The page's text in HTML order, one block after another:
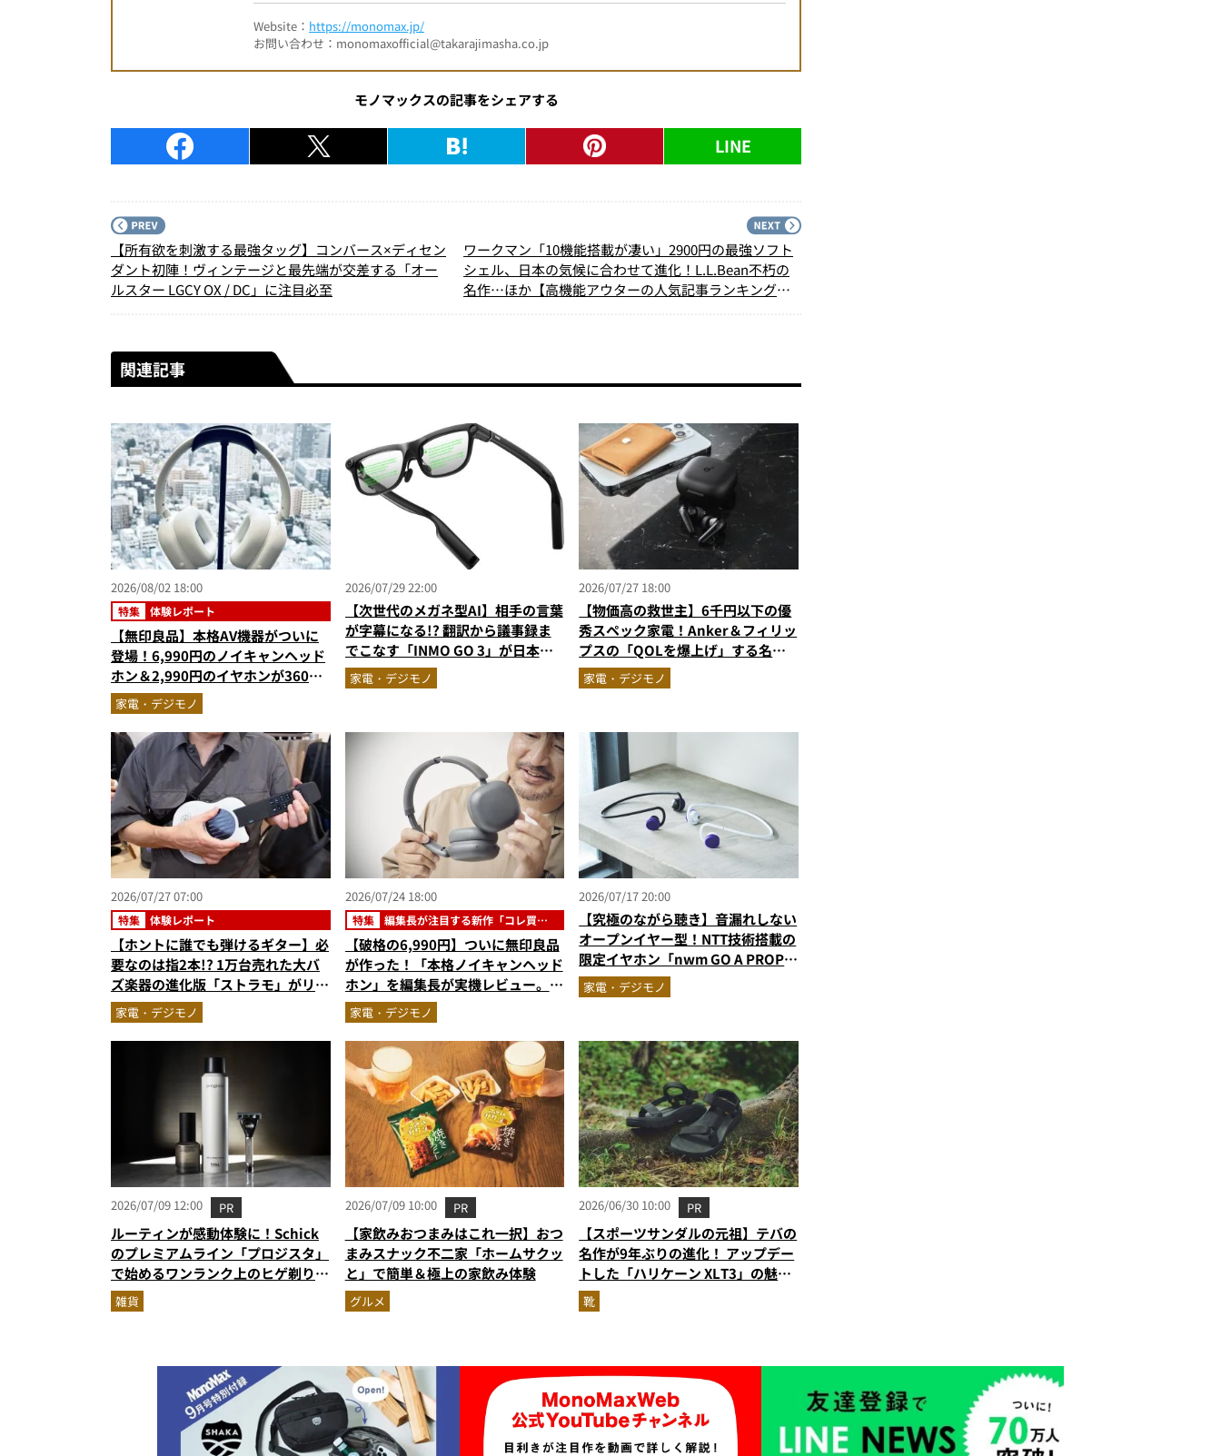
Website： https://monomax.jp/
お問い合わせ：monomaxofficial@takarajimasha.co.jp
モノマックスの記事をシェアする
LINE
【所有欲を刺激する最強タッグ】コンバース×ディセン
ダント初陣！ヴィンテージと最先端が交差する「オー
ルスター LGCY OX / DC」に注目必至
ワークマン「10機能搭載が凄い」2900円の最強ソフト
シェル、日本の気候に合わせて進化！L.L.Bean不朽の
名作…ほか【高機能アウターの人気記事ランキングベ
関連記事
2026/08/02 18:00
特集 体験レポート
【無印良品】本格AV機器がついに
登場！6,990円のノイキャンヘッド
ホン＆2,990円のイヤホンが360度
スキなしの本気作だった
家電・デジモノ
2026/07/29 22:00
【次世代のメガネ型AI】相手の言葉
が字幕になる!? 翻訳から議事録ま
でこなす「INMO GO 3」が日本上
陸家電・デジモノ
2026/07/27 18:00
【物価高の救世主】6千円以下の優
秀スペック家電！Anker＆フィリッ
プスの「QOLを爆上げ」する名品2
選家電・デジモノ
2026/07/27 07:00
特集 体験レポート
【ホントに誰でも弾けるギター】必
要なのは指2本!? 1万台売れた大バ
ズ楽器の進化版「ストラモ」がリア
ルにギターしてる！
家電・デジモノ
2026/07/24 18:00
特集
編集長が注目する新作「コレ買い
です」
【破格の6,990円】ついに無印良品
が作った！「本格ノイキャンヘッド
ホン」を編集長が実機レビュー。音
質・デザイン・コスパすべてが大正
解だった『コレ買いです』Vol.171
家電・デジモノ
2026/07/17 20:00
【究極のながら聴き】音漏れしない
オープンイヤー型！NTT技術搭載の
限定イヤホン「nwm GO A PROP
エディション」が優秀。夏のワーク
アウトに最適
家電・デジモノ
2026/07/09 12:00 PR
ルーティンが感動体験に！Schick
のプレミアムライン「プロジスタ」
で始めるワンランク上のヒゲ剃り習
慣
雑貨
2026/07/09 10:00 PR
【家飲みおつまみはこれ一択】おつ
まみスナック不二家「ホームサクッ
と」で簡単＆極上の家飲み体験
グルメ
2026/06/30 10:00 PR
【スポーツサンダルの元祖】テバの
名作が9年ぶりの進化！ アップデー
トした「ハリケーン XLT3」の魅力
を識者があらゆる角度から徹底解
説！
靴